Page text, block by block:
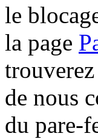
le
la page
de nous
du pare-